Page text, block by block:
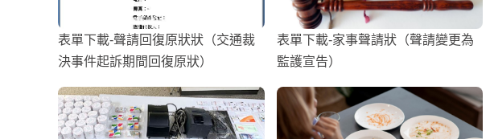
表單下載-聲請回復原狀狀（交通裁
決事件起訴期間回復原狀）
表單下載-家事聲請狀（聲請變更為
監護宣告）